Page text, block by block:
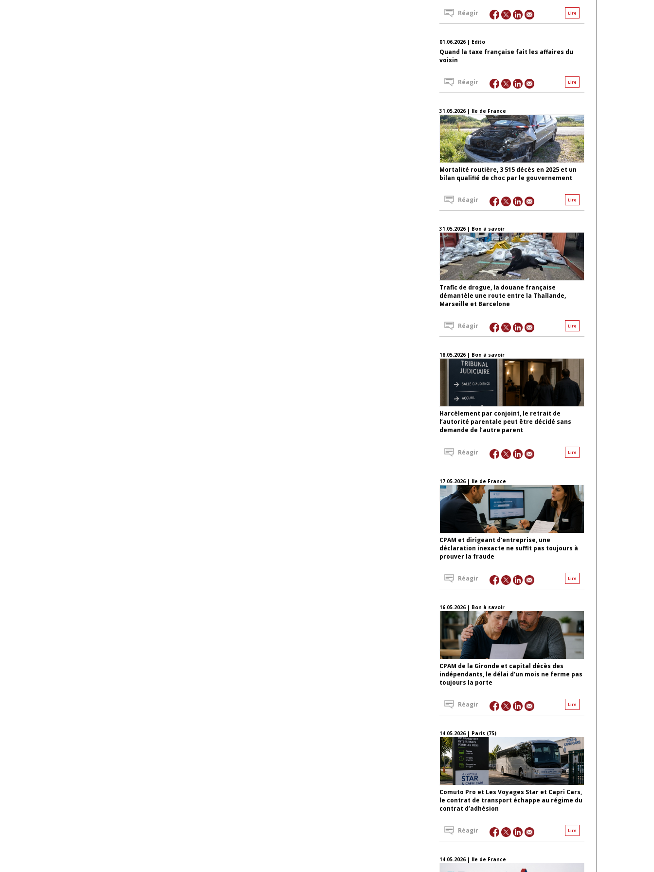
Lire
Réagir
01.06.2026 | Edito
Quand la taxe française fait les affaires du
voisin
Lire
Réagir
31.05.2026 | Ile de France
Mortalité routière, 3 515 décès en 2025 et un
bilan qualifié de choc par le gouvernement
Lire
Réagir
31.05.2026 | Bon à savoir
Trafic de drogue, la douane française
démantèle une route entre la Thaïlande,
Marseille et Barcelone
Lire
Réagir
18.05.2026 | Bon à savoir
Harcèlement par conjoint, le retrait de
l’autorité parentale peut être décidé sans
demande de l’autre parent
Lire
Réagir
17.05.2026 | Ile de France
CPAM et dirigeant d’entreprise, une
déclaration inexacte ne suffit pas toujours à
prouver la fraude
Lire
Réagir
16.05.2026 | Bon à savoir
CPAM de la Gironde et capital décès des
indépendants, le délai d’un mois ne ferme pas
toujours la porte
Lire
Réagir
14.05.2026 | Paris (75)
Comuto Pro et Les Voyages Star et Capri Cars,
le contrat de transport échappe au régime du
contrat d’adhésion
Lire
Réagir
14.05.2026 | Ile de France